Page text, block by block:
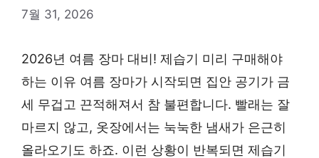
7월 31, 2026
2026년 여름 장마 대비! 제습기 미리 구매해야
하는 이유 여름 장마가 시작되면 집안 공기가 금
세 무겁고 끈적해져서 참 불편합니다. 빨래는 잘
마르지 않고, 옷장에서는 눅눅한 냄새가 은근히
올라오기도 하죠. 이런 상황이 반복되면 제습기